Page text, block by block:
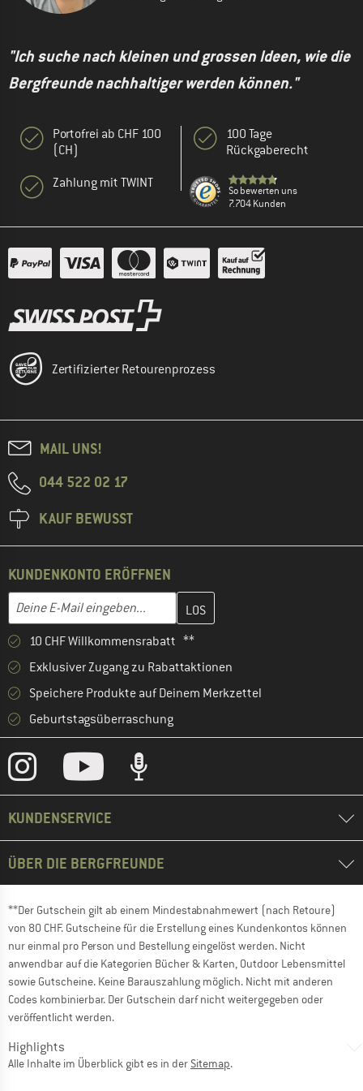
"Ich suche nach kleinen und grossen Ideen, wie die
Bergfreunde nachhaltiger werden können."
Portofrei ab CHF 100
(CH)
Zahlung mit TWINT
100 Tage
Rückgaberecht
So bewerten uns
7.704 Kunden
Zertifizierter Retourenprozess
MAIL UNS!
044 522 02 17
KAUF BEWUSST
KUNDENKONTO ERÖFFNEN
E-Mail-Adresse
Gib hier deine E-Mail-Adresse ein und erstelle im nächsten
10 CHF Willkommensrabatt **
Exklusiver Zugang zu Rabattaktionen
Speichere Produkte auf Deinem Merkzettel
Geburtstagsüberraschung
KUNDENSERVICE
ÜBER DIE BERGFREUNDE
**Der Gutschein gilt ab einem Mindestabnahmewert (nach Retoure)
von 80 CHF. Gutscheine für die Erstellung eines Kundenkontos können
nur einmal pro Person und Bestellung eingelöst werden. Nicht
anwendbar auf die Kategorien Bücher & Karten, Outdoor Lebensmittel
sowie Gutscheine. Keine Barauszahlung möglich. Nicht mit anderen
Codes kombinierbar. Der Gutschein darf nicht weitergegeben oder
veröffentlicht werden.
Highlights
Alle Inhalte im Überblick gibt es in der Sitemap.